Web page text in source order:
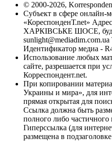
© 2000-2026,
Субъект в сфере онлайн-
«КореспонденТ.net»
ХАРКІВСЬКЕ ШОСЕ,
sunlight@mediadim.com.ua
Идентификатор медиа -
Использование любых
сайте, разрешается при
Корреспондент.net.
При копировании
Украины и мира», для
прямая открытая для
Ссылка должна быть
полного либо частичного
Гиперссылка (для
размещена в